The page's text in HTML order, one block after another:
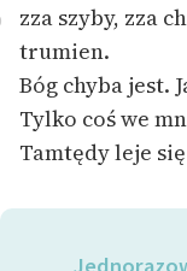
Odkurzamy
Szkoła Poezji
Lektur
O nas
zza szyby, zza
trumien.
Bóg chyba jest.
Tylko coś we
Tamtędy leje